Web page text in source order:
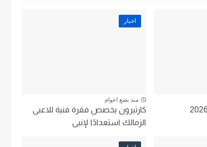
اخبار
منذ بضع اعوام
كارتيرون يخصص فقرة فنية للاعبى
الزمالك استعدادًا لإنبى